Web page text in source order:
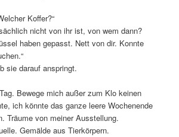
Koffer?“
nicht von ihr ist, von wem dann?
haben gepasst. Nett von dir. Konnte
sie darauf anspringt.
Bewege mich außer zum Klo keinen
ich könnte das ganze leere Wochenende
Träume von meiner Ausstellung.
Gemälde aus Tierkörpern.